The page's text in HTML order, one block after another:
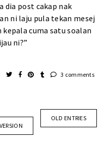
dia post cakap nak
ni laju pula tekan mesej
cuma satu soalan
ni?”
3 comments
OLD ENTRIES